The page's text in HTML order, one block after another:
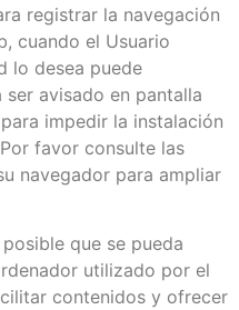
registrar la navegación
cuando el Usuario
lo desea puede
avisado en pantalla
impedir la instalación
favor consulte las
navegador para ampliar
que se pueda
utilizado por el
contenidos y ofrecer